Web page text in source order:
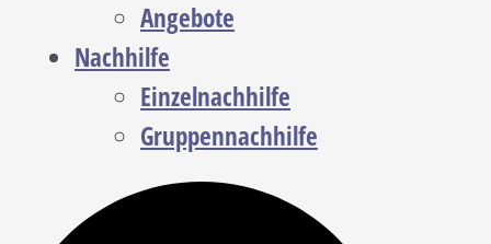
Angebote
Nachhilfe
Einzelnachhilfe
Gruppennachhilfe